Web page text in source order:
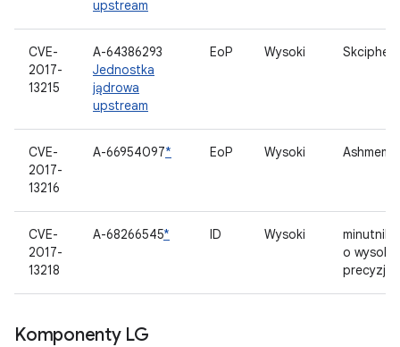
upstream
CVE-
2017-
13215
A-64386293
Jednostka
jądrowa
upstream
EoP Wysoki Skcipher
CVE-
2017-
13216
A-66954097* EoP Wysoki Ashmem
CVE-
2017-
13218
A-68266545* ID Wysoki
minutniki
o
precyzji,
Komponenty LG